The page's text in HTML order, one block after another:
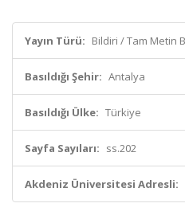
Yayın Türü: Bildiri / Tam Metin
Basıldığı Şehir: Antalya
Basıldığı Ülke: Türkiye
Sayfa Sayıları: ss.202
Akdeniz Üniversitesi Adresli: